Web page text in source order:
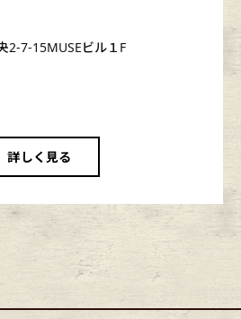
2-7-15MUSEビル１F
詳しく見る